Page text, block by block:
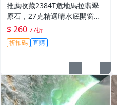
推薦收藏2384T危地馬拉翡翠
原石，27克精選晴水底開窗美
石，每日晚11點截標，真實成
交。危地馬拉 翡翠原石 晴水底
$ 260 77折
折扣碼 直購